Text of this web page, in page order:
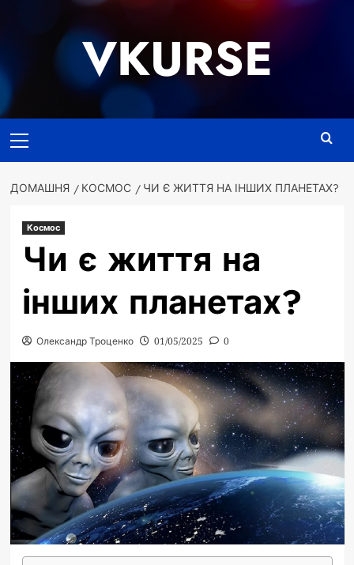
VKURSE
меню
ДОМАШНЯ КОСМОС ЧИ Є ЖИТТЯ НА ІНШИХ ПЛАНЕТАХ?
Космос
Чи є життя на
інших планетах?
Олександр Троценко 01/05/2025 0